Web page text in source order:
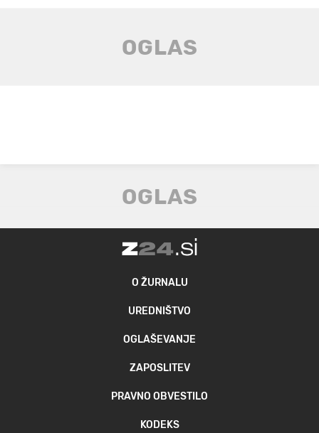
O ŽURNALU
UREDNIŠTVO
OGLAŠEVANJE
ZAPOSLITEV
PRAVNO OBVESTILO
KODEKS